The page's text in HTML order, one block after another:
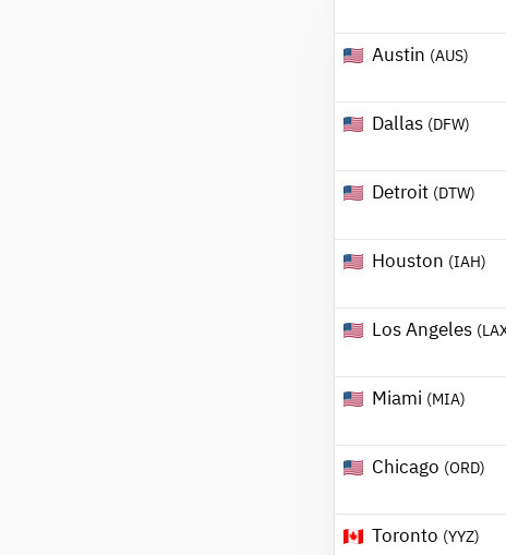
Austin (AUS)
Dallas (DFW)
Detroit (DTW)
Houston (IAH)
Los Angeles
Miami (MIA)
Chicago (ORD)
Toronto (YYZ)